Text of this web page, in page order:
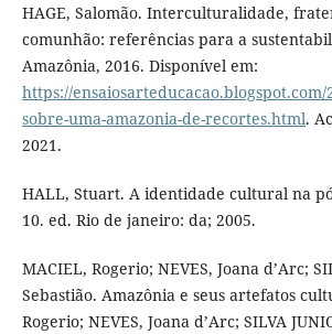
HAGE, Salomão. Interculturalidade,
comunhão: referências para a
Amazônia, 2016. Disponível em:
https://ensaiosarteducacao.blogspot.com/
sobre-uma-amazonia-de-recortes.html.
2021.
HALL, Stuart. A identidade cultural na
10. ed. Rio de janeiro: da; 2005.
MACIEL, Rogerio; NEVES, Joana d’Arc;
Sebastião. Amazônia e seus artefatos
Rogerio; NEVES, Joana d’Arc; SILVA